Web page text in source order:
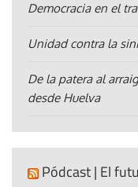
Democracia en el
Unidad contra la
De la patera al
desde Huelva
Pódcast | El